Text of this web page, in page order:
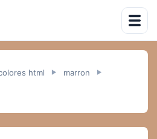
html ► marron ►